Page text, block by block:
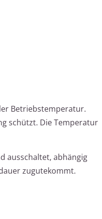
Betriebstemperatur.
schützt. Die Temperatur
ausschaltet, abhängig
zugutekommt.